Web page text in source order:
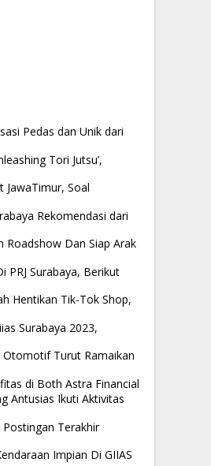
Pedas dan Unik dari
Tori Jutsu’,
JawaTimur, Soal
Rekomendasi dari
Roadshow Dan Siap Arak
PRJ Surabaya, Berikut
Hentikan Tik-Tok Shop,
Surabaya 2023,
Otomotif Turut Ramaikan
di Both Astra Financial
Antusias Ikuti Aktivitas
Postingan Terakhir
Impian Di GIIAS